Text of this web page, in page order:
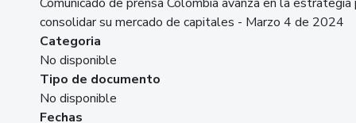
consolidar su mercado de capitales - Marzo 4 de 2024
Categoria
No disponible
Tipo de documento
No disponible
Fechas